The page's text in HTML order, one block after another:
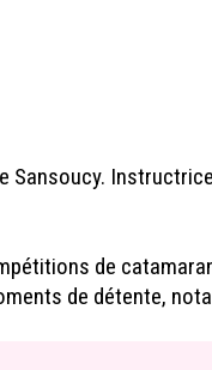
Sansoucy.
de
de détente,